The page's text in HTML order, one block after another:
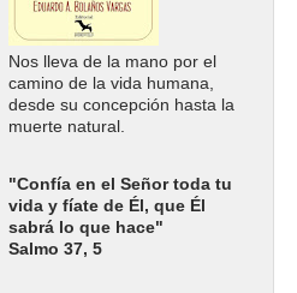
Nos lleva de la mano por el
camino de la vida humana,
desde su concepción hasta la
muerte natural.
"Confía en el Señor toda tu
vida y fíate de Él, que Él
sabrá lo que hace"
Salmo 37, 5